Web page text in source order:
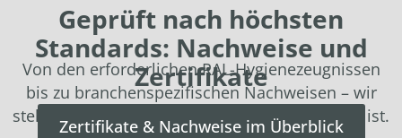
Geprüft nach höchsten
Standards: Nachweise und
Zertifikate
Von den erforderlichen RAL-Hygienezeugnissen
bis zu branchenspezifischen Nachweisen – wir
stehen für zertifizierte Qualität, auf die Verlass ist.
Zertifikate & Nachweise im Überblick